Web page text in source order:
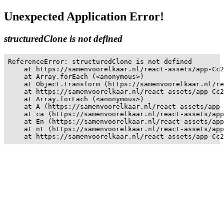
Unexpected Application Error!
structuredClone is not defined
ReferenceError: structuredClone is not defined
at https://samenvoorelkaar.nl/react-assets/app-
    at Array.forEach (<anonymous>)
at Object.transform (https://samenvoorelkaar.nl/
at https://samenvoorelkaar.nl/react-assets/app-
    at Array.forEach (<anonymous>)
at A (https://samenvoorelkaar.nl/react-assets/
at ca (https://samenvoorelkaar.nl/react-assets/
at En (https://samenvoorelkaar.nl/react-assets/
at nt (https://samenvoorelkaar.nl/react-assets/
at https://samenvoorelkaar.nl/react-assets/app-